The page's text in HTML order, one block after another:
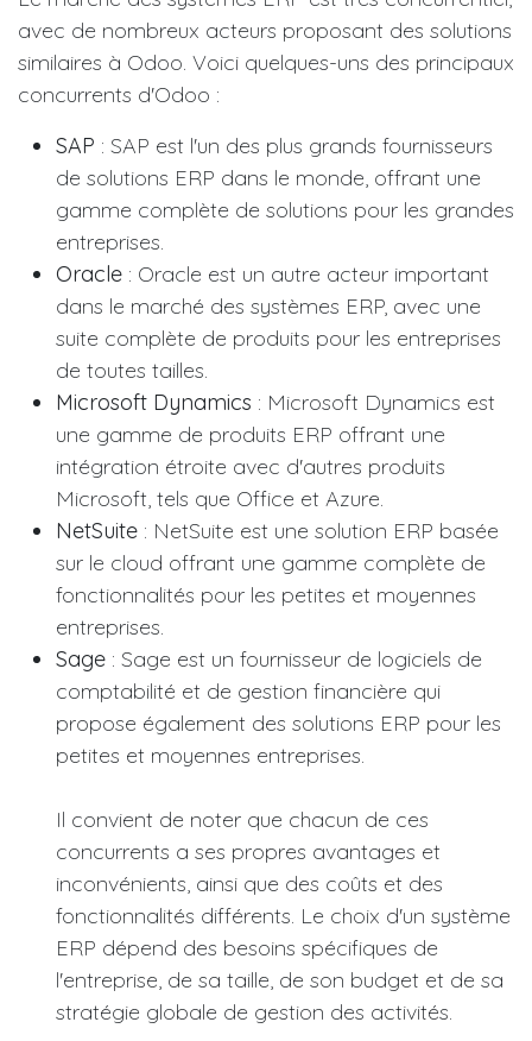
avec de nombreux acteurs proposant des solutions
similaires à Odoo. Voici quelques-uns des principaux
concurrents d'Odoo :
SAP : SAP est l'un des plus grands fournisseurs
de solutions ERP dans le monde, offrant une
gamme complète de solutions pour les grandes
entreprises.
Oracle : Oracle est un autre acteur important
dans le marché des systèmes ERP, avec une
suite complète de produits pour les entreprises
de toutes tailles.
Microsoft Dynamics : Microsoft Dynamics est
une gamme de produits ERP offrant une
intégration étroite avec d'autres produits
Microsoft, tels que Office et Azure.
NetSuite : NetSuite est une solution ERP basée
sur le cloud offrant une gamme complète de
fonctionnalités pour les petites et moyennes
entreprises.
Sage : Sage est un fournisseur de logiciels de
comptabilité et de gestion financière qui
propose également des solutions ERP pour les
petites et moyennes entreprises.
Il convient de noter que chacun de ces
concurrents a ses propres avantages et
inconvénients, ainsi que des coûts et des
fonctionnalités différents. Le choix d'un système
ERP dépend des besoins spécifiques de
l'entreprise, de sa taille, de son budget et de sa
stratégie globale de gestion des activités.